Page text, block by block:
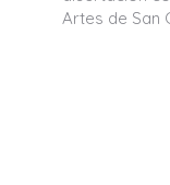
Artes de San